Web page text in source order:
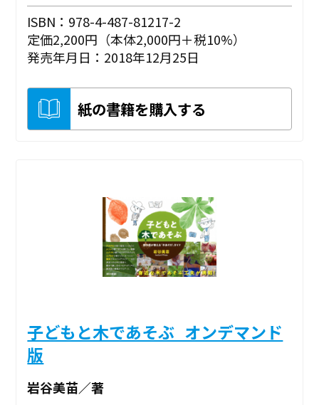
ISBN：978-4-487-81217-2
定価2,200円（本体2,000円＋税10%）
発売年月日：2018年12月25日
紙の書籍を購入する
子どもと木であそぶ_オンデマンド
版
岩谷美苗／著